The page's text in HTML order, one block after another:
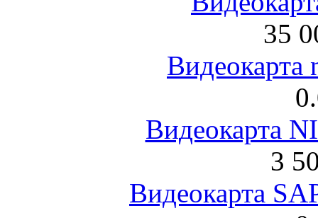
35
Видеокарта
Видеокарта
3
Видеокарта